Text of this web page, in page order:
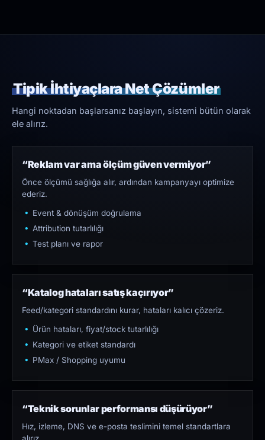
Tipik İhtiyaçlara Net Çözümler
Hangi noktadan başlarsanız başlayın, sistemi bütün olarak
ele alırız.
“Reklam var ama ölçüm güven vermiyor”
Önce ölçümü sağlığa alır, ardından kampanyayı optimize
ederiz.
Event & dönüşüm doğrulama
Attribution tutarlılığı
Test planı ve rapor
“Katalog hataları satış kaçırıyor”
Feed/kategori standardını kurar, hataları kalıcı çözeriz.
Ürün hataları, fiyat/stock tutarlılığı
Kategori ve etiket standardı
PMax / Shopping uyumu
“Teknik sorunlar performansı düşürüyor”
Hız, izleme, DNS ve e-posta teslimini temel standartlara